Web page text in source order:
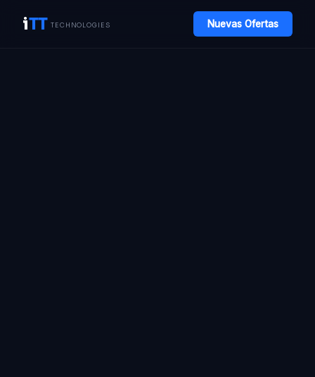
iTT TECHNOLOGIES Nuevas Ofertas